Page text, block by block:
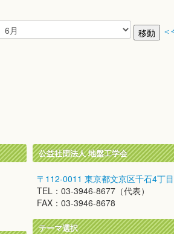
＜
公益社団法人 地盤工学会
〒112-0011 東京都文京区千石4丁
TEL：03-3946-8677（代表）
FAX：03-3946-8678
テーマ選択